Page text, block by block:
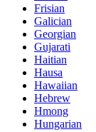
Frisian
Galician
Georgian
Gujarati
Haitian
Hausa
Hawaiian
Hebrew
Hmong
Hungarian